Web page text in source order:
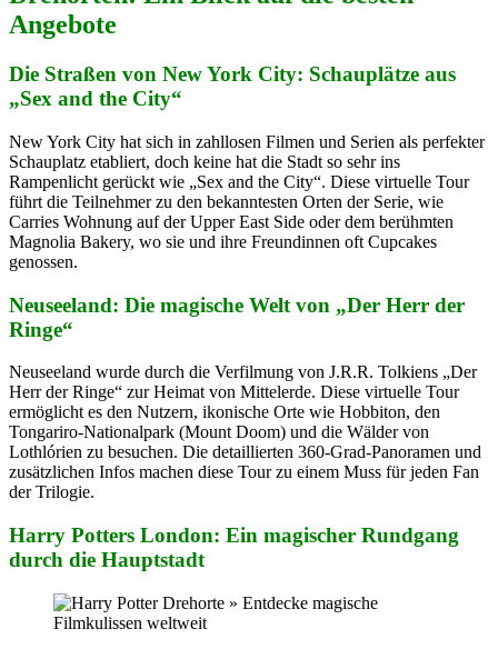
Angebote
Die Straßen von New York City: Schauplätze aus
„Sex and the City“
New York City hat sich in zahllosen Filmen und Serien als perfekter
Schauplatz etabliert, doch keine hat die Stadt so sehr ins
Rampenlicht gerückt wie „Sex and the City“. Diese virtuelle Tour
führt die Teilnehmer zu den bekanntesten Orten der Serie, wie
Carries Wohnung auf der Upper East Side oder dem berühmten
Magnolia Bakery, wo sie und ihre Freundinnen oft Cupcakes
genossen.
Neuseeland: Die magische Welt von „Der Herr der
Ringe“
Neuseeland wurde durch die Verfilmung von J.R.R. Tolkiens „Der
Herr der Ringe“ zur Heimat von Mittelerde. Diese virtuelle Tour
ermöglicht es den Nutzern, ikonische Orte wie Hobbiton, den
Tongariro-Nationalpark (Mount Doom) und die Wälder von
Lothlórien zu besuchen. Die detaillierten 360-Grad-Panoramen und
zusätzlichen Infos machen diese Tour zu einem Muss für jeden Fan
der Trilogie.
Harry Potters London: Ein magischer Rundgang
durch die Hauptstadt